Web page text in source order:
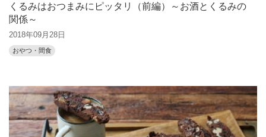
くるみはおつまみにピッタリ（前編）～お酒とくるみの
関係～
2018年09月28日
おやつ・間食